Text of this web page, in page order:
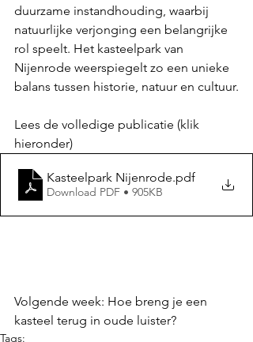
duurzame instandhouding, waarbij
natuurlijke verjonging een belangrijke
rol speelt. Het kasteelpark van
Nijenrode weerspiegelt zo een unieke
balans tussen historie, natuur en cultuur.
Lees de volledige publicatie (klik
hieronder)
Kasteelpark Nijenrode.pdf
Download PDF • 905KB
Volgende week: Hoe breng je een
kasteel terug in oude luister?
Tags: